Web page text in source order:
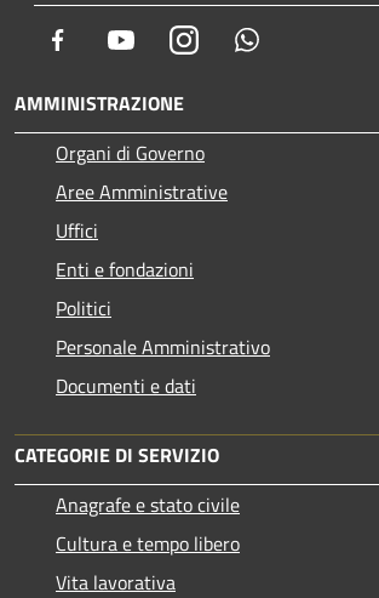
Facebook YoutubeInstagram
AMMINISTRAZIONE
Organi di Governo
Aree Amministrative
Uffici
Enti e fondazioni
Politici
Personale Amministrativo
Documenti e dati
CATEGORIE DI SERVIZIO
Anagrafe e stato civile
Cultura e tempo libero
Vita lavorativa